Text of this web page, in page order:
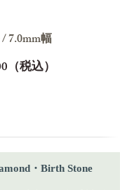
7.0mm幅
（税込）
・Birth Stone